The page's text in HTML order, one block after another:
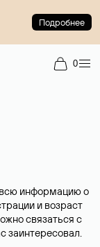
Подробнее
0
информацию о
и возраст
связаться с
заинтересовал.